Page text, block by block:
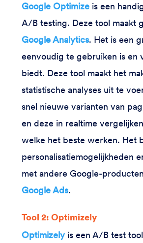
Google Optimize is een
A/B testing. Deze tool maakt
Google Analytics. Het is een
eenvoudig te gebruiken is en
biedt. Deze tool maakt het
statistische analyses uit te
snel nieuwe varianten van
en deze in realtime
welke het beste werken. Het
personalisatiemogelijkheden
met andere Google-
Google Ads.
Tool 2: Optimizely
Optimizelyis een A/B test